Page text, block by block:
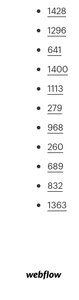
1428
1296
641
1400
1113
279
968
260
689
832
1363